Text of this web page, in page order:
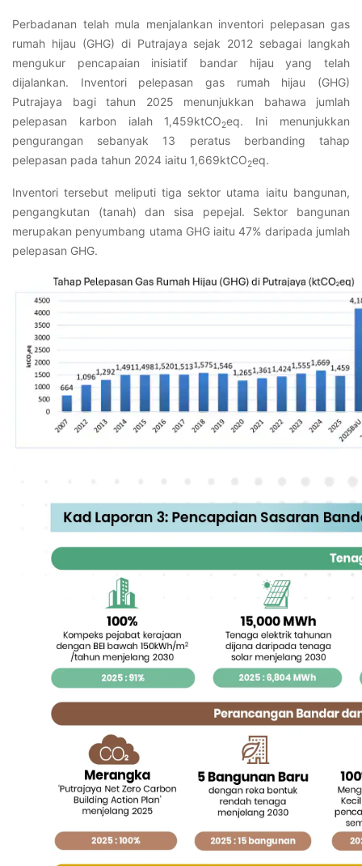
Perbadanan telah mula menjalankan inventori pelepasan gas
rumah hijau (GHG) di Putrajaya sejak 2012 sebagai langkah
mengukur pencapaian inisiatif bandar hijau yang telah
dijalankan. Inventori pelepasan gas rumah hijau (GHG)
Putrajaya bagi tahun 2025 menunjukkan bahawa jumlah
pelepasan karbon ialah 1,459ktCO2eq. Ini menunjukkan
pengurangan sebanyak 13 peratus berbanding tahap
pelepasan pada tahun 2024 iaitu 1,669ktCO2eq.
Inventori tersebut meliputi tiga sektor utama iaitu bangunan,
pengangkutan (tanah) dan sisa pepejal. Sektor bangunan
merupakan penyumbang utama GHG iaitu 47% daripada jumlah
pelepasan GHG.